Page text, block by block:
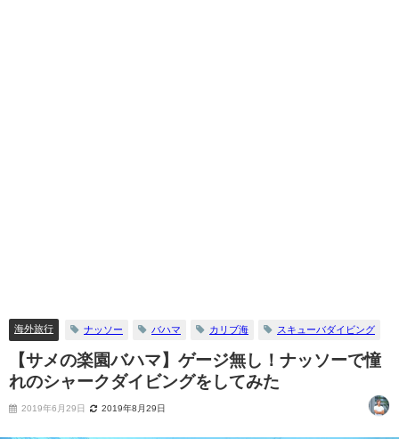
海外旅行 ナッソー バハマ カリブ海 スキューバダイビング
【サメの楽園バハマ】ゲージ無し！ナッソーで憧
れのシャークダイビングをしてみた
2019年6月29日 2019年8月29日